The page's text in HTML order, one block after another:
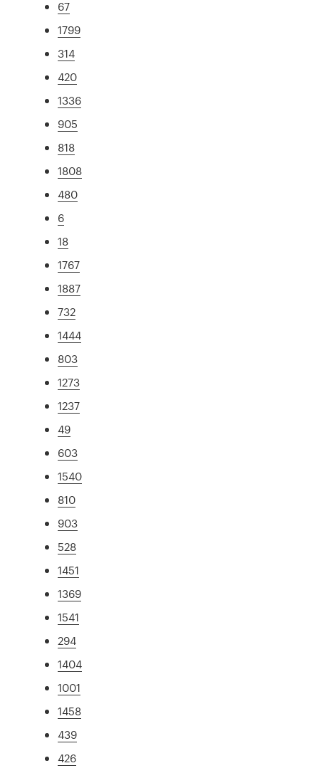
67
1799
314
420
1336
905
818
1808
480
6
18
1767
1887
732
1444
803
1273
1237
49
603
1540
810
903
528
1451
1369
1541
294
1404
1001
1458
439
426